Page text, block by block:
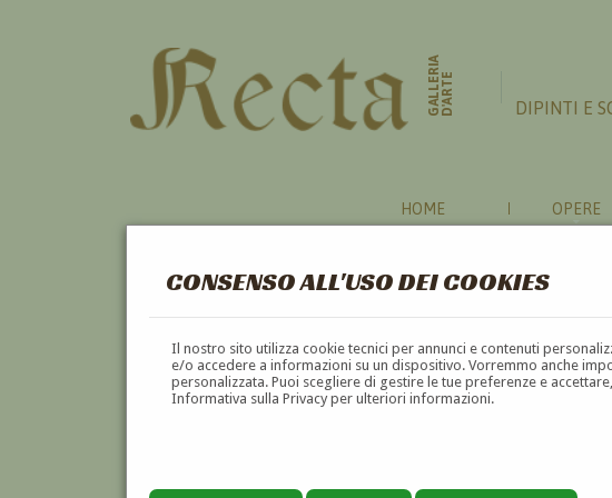
CONSENSO ALL'USO DEI COOKIES
Il nostro sito utilizza cookie tecnici per annunci e contenuti
e/o accedere a informazioni su un dispositivo. Vorremmo anche
personalizzata. Puoi scegliere di gestire le tue preferenze e
Informativa sulla Privacy per ulteriori informazioni.
GALLERIAD'ARTE DIPINTI E
HOME OPERE
BAMBINA
A B C D E F G H I